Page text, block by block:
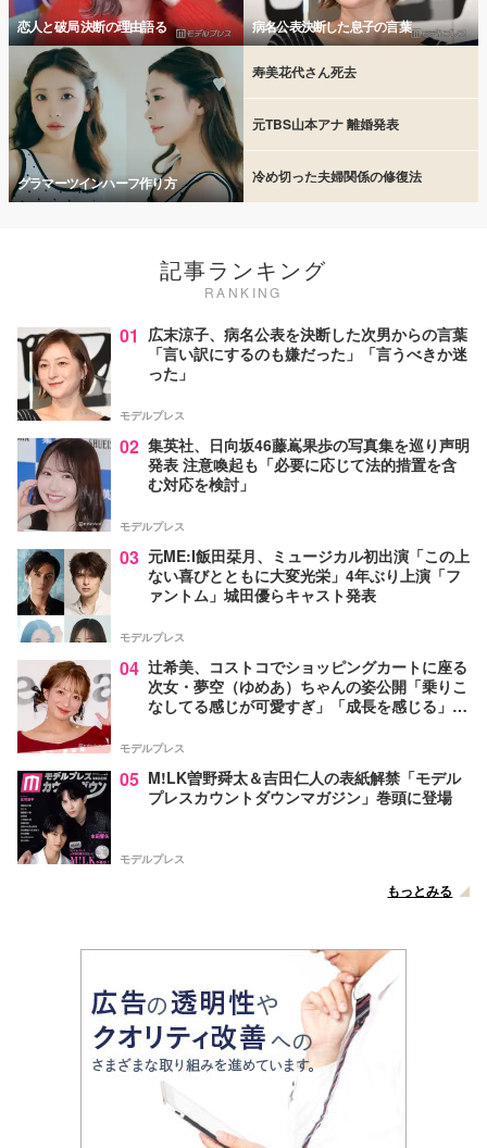
恋人と破局 決断の理由語る 病名公表決断した息子の言葉
グラマーツインハーフ作り方
寿美花代さん死去
元TBS山本アナ 離婚発表
冷め切った夫婦関係の修復法
記事ランキング
RANKING
01 広末涼子、病名公表を決断した次男からの言葉
「言い訳にするのも嫌だった」「言うべきか迷
った」
モデルプレス
02 集英社、日向坂46藤嶌果歩の写真集を巡り声明
発表 注意喚起も「必要に応じて法的措置を含
む対応を検討」
モデルプレス
03 元ME:I飯田栞月、ミュージカル初出演「この上
ない喜びとともに大変光栄」4年ぶり上演「フ
ァントム」城田優らキャスト発表
モデルプレス
04 辻希美、コストコでショッピングカートに座る
次女・夢空（ゆめあ）ちゃんの姿公開「乗りこ
なしてる感じが可愛すぎ」「成長を感じる」の
モデルプレス
05 M!LK曽野舜太＆吉田仁人の表紙解禁「モデル
プレスカウントダウンマガジン」巻頭に登場
モデルプレス
もっとみる